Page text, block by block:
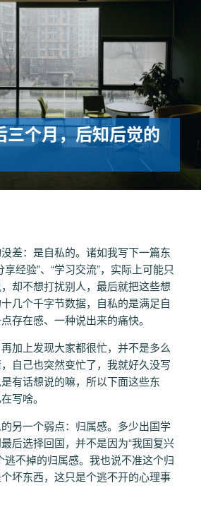
三个月，后知后觉的
差：是自私的。诸如我写下一篇东
经验”、“学习交流”，实际上可能只
却不想打扰别人，最后就把这些想
几个千字节数据，自私的是满足自
存在感、一种说出来的痛快。
加上发现大家都很忙，并不是多么
自己也突然变忙了，我就好久没写
有话想说的嘛，所以下面这些东
写啥。
另一个弱点：归属感。多少出国学
后选择回国，并不是因为“我国复兴
逃不掉的归属感。我也说不准这个归
坏东西，这只是个逃不开的心理事